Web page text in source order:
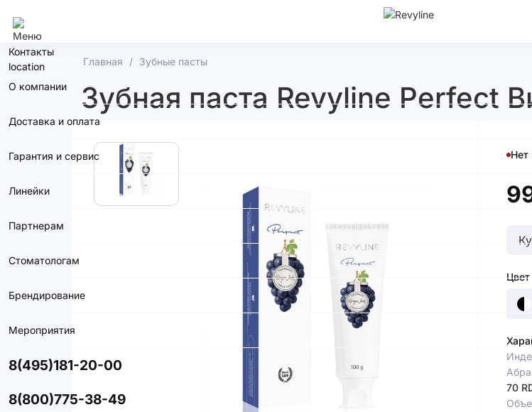
Контакты
О компании
Доставка и оплата
Гарантия и сервис
Линейки
Партнерам
Стоматологам
Брендирование
Мероприятия
8(495)181-20-00
8(800)775-38-49
Главная Зубные пасты
Зубная паста Revyline Perfect
Нет
Цвет
70